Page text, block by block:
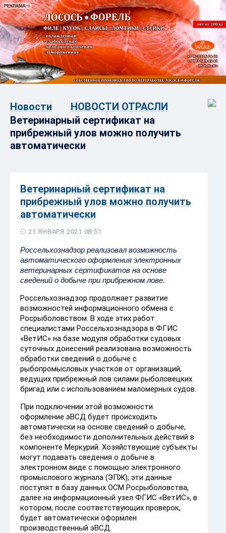
Новости
НОВОСТИ ОТРАСЛИ
Ветеринарный сертификат на
прибрежный улов можно получить
автоматически
Ветеринарный сертификат на
прибрежный улов можно получить
автоматически
21 ЯНВАРЯ 2021 08:51
Россельхознадзор реализовал возможность
автоматического оформления электронных
ветеринарных сертификатов на основе
сведений о добыче при прибрежном лове.
Россельхознадзор продолжает развитие
возможностей информационного обмена с
Росрыболовством. В ходе этих работ
специалистами Россельхознадзора в ФГИС
«ВетИС» на базе модуля обработки судовых
суточных донесений реализована возможность
обработки сведений о добыче с
рыбопромысловых участков от организаций,
ведущих прибрежный лов силами рыболовецких
бригад или с использованием маломерных судов.
При подключении этой возможности
оформление эВСД будет происходить
автоматически на основе сведений о добыче,
без необходимости дополнительных действий в
компоненте Меркурий. Хозяйствующие субъекты
могут подавать сведения о добыче в
электронном виде с помощью электронного
промыслового журнала (ЭПЖ), эти данные
поступят в базу данных ОСМ Росрыболовства,
далее на информационный узел ФГИС «ВетИС», в
котором, после соответствующих проверок,
будет автоматически оформлен
производственный эВСД.